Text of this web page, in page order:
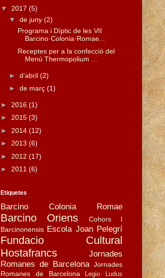
▼ 2017 (5)
▼ de juny (2)
Programa i Díptic de les VII
Barcino·Colonia·Romae...
Receptes per a la confecció del
Menú Thermopolium ...
► d’abril (2)
► de març (1)
► 2016 (1)
► 2015 (3)
► 2014 (12)
► 2013 (6)
► 2012 (17)
► 2011 (6)
Etiquetes
Barcino Colonia Romae
Barcino Oriens
Cohors I
Barcinonensis Escola Joan Pelegrí
Fundacio Cultural
Hostafrancs
Jornades
Romanes de Barcelona Jornades
Romanes de Barcelona
Legio
Ludus